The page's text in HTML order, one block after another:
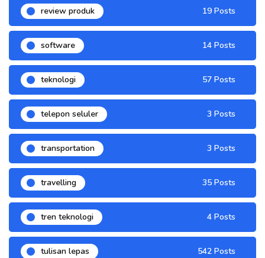
review produk 19 Posts
software 14 Posts
teknologi 57 Posts
telepon seluler 3 Posts
transportation 3 Posts
travelling 35 Posts
tren teknologi 4 Posts
tulisan lepas 542 Posts